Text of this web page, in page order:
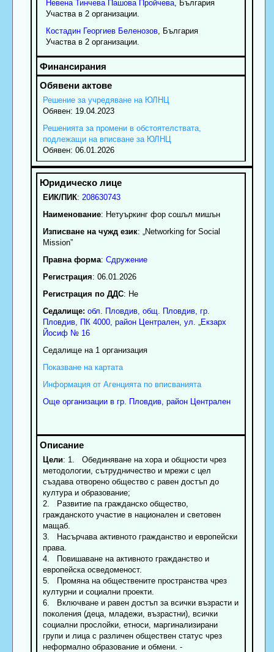
Невена Тинчева Пашова Пройчева, България
Участва в 2 организации.
Костадин Георгиев Беленозов, България
Участва в 2 организации.
Решение за учредяване на ЮЛНЦ
Обявен: 19.04.2023
Решенията за промени в обстоятелствата,
подлежащи на вписване за ЮЛНЦ
Обявен: 06.01.2026
ЕИК/ПИК: 208630743
Наименование: Нетуъркинг фор сошъл мишън
Изписване на чужд език: „Networking for Social
Mission”
Правна форма: Сдружение
Регистрация: 06.01.2026
Регистрация по ДДС: Нe
Седалище: обл. Пловдив, общ. Пловдив, гр.
Пловдив, ПК 4000, район Централен, ул. „Екзарх
Йосиф № 16
Седалище на 1 организация
Показване на картата
Информация от Агенцията по вписванията
Още организации в гр. Пловдив, район Централен
Цели: 1. Обединяване на хора и общности чрез
методологии, сътрудничество и мрежи с цел
създава отворено общество с равен достъп до
култура и образование;
2. Развитие па гражданско общество,
гражданското участие в национален и световен
мащаб.
3. Насърчава активното гражданство и европейски
права.
4. Повишаване на активното гражданство и
европейска осведоменост.
5. Промяна на обществените пространства чрез
културни и социални проекти.
6. Включване и равен достъп за всички възрасти и
поколения (деца, младежи, възрастни), всички
социални прослойки, етноси, маргинализирани
групи и лица с различен обществен статус чрез
неформално образование и обмени. -